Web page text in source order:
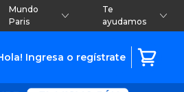
Mundo
Paris
Te
ayudamos
Ingresa o regístrate